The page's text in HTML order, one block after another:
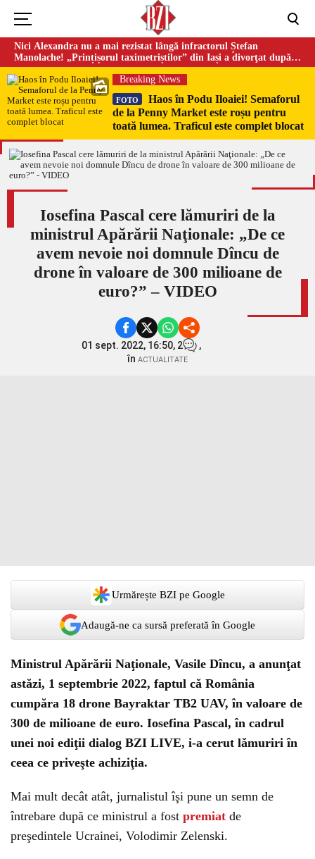
Nici Alexandra nu a mai rezistat lângă infractorul Ștefan
Manolache! „Prințișorul taximetriștilor” din Iași a divorţat după
doi ani de căsnicie
Breaking News
FOTO
Haos în Podu Iloaiei! Semaforul
de la Penny Market este roșu pentru
toată lumea. Traficul este complet blocat
Iosefina Pascal cere lămuriri de la
ministrul Apărării Naţionale: „De ce
avem nevoie noi domnule Dîncu de
drone în valoare de 300 milioane de
euro?” – VIDEO
01 sept. 2022, 16:50, 2
,
în ACTUALITATE
Urmărește BZI pe Google
Adaugă-ne ca sursă preferată în Google
Ministrul Apărării Naţionale, Vasile Dîncu, a anunţat
astăzi, 1 septembrie 2022, faptul că România
cumpăra 18 drone Bayraktar TB2 UAV, în valoare de
300 de milioane de euro. Iosefina Pascal, în cadrul
unei noi ediţii dialog BZI LIVE, i-a cerut lămuriri în
ceea ce priveşte achiziţia.
Mai mult decât atât, jurnalistul îşi pune un semn de
întrebare după ce ministrul a fost premiat de
preşedintele Ucrainei, Volodimir Zelenski.